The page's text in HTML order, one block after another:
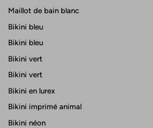
Maillot de bain blanc
Bikini bleu
Bikini bleu
Bikini vert
Bikini vert
Bikini en lurex
Bikini imprimé animal
Bikini néon